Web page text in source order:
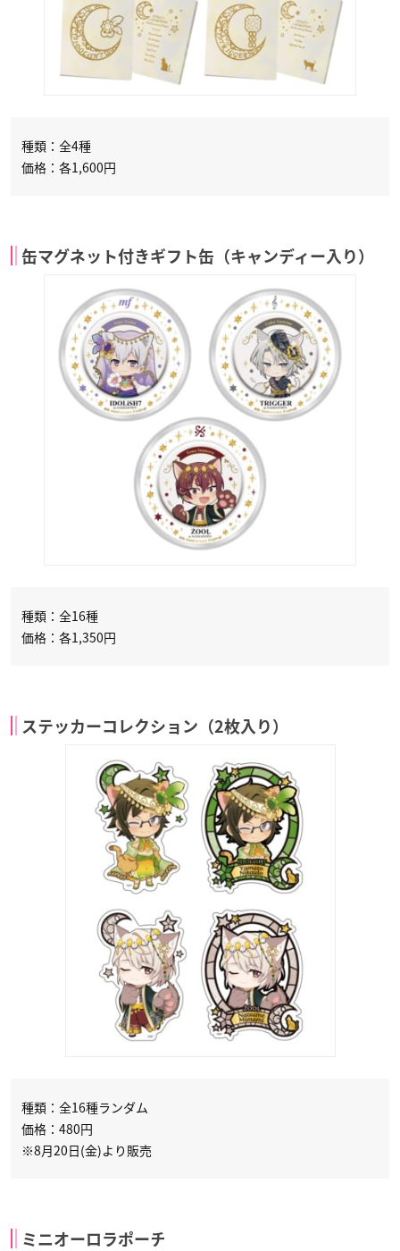
種類：全4種
価格：各1,600円
缶マグネット付きギフト缶（キャンディー入り）
種類：全16種
価格：各1,350円
ステッカーコレクション（2枚入り）
種類：全16種ランダム
価格：480円
※8月20日(金)より販売
ミニオーロラポーチ